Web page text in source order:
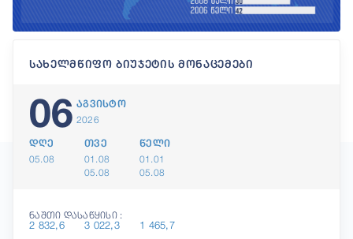
სახელმწიფო ბიუჯეტის მონაცემები
06 აგვისტო
2026
დღე
05.08
თვე
01.08
05.08
წელი
01.01
05.08
ნაშთი დასაწყისი :
2 832,6 3 022,3 1 465,7